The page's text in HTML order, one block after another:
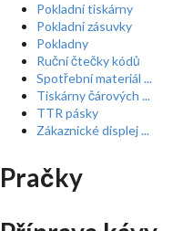
Pokladní tiskárny
Pokladní zásuvky
Pokladny
Ruční čtečky kódů
Spotřební materiál ...
Tiskárny čárových ...
TTR pásky
Zákaznické displej ...
Pračky